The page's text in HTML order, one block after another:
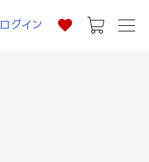
ログイン